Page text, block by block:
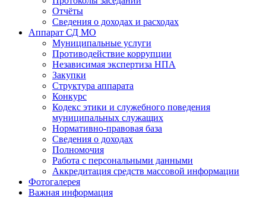
Отчёты
Сведения о доходах и расходах
Аппарат СД МО
Муниципальные услуги
Противодействие коррупции
Независимая экспертиза НПА
Закупки
Структура аппарата
Конкурс
Кодекс этики и служебного поведения
муниципальных служащих
Нормативно-правовая база
Сведения о доходах
Полномочия
Работа с персональными данными
Аккредитация средств массовой информации
Фотогалерея
Важная информация